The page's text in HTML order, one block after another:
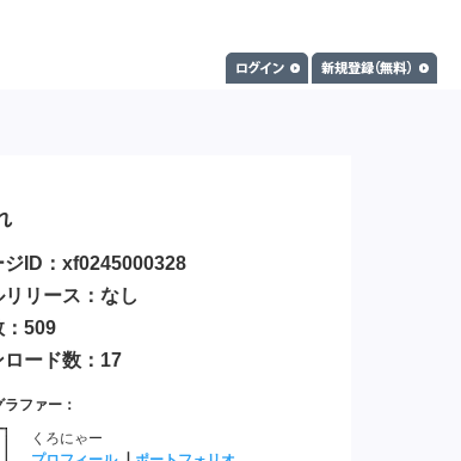
ジID：xf0245000328
リリース：なし
：509
ロード数：17
ファー：
くろにゃー